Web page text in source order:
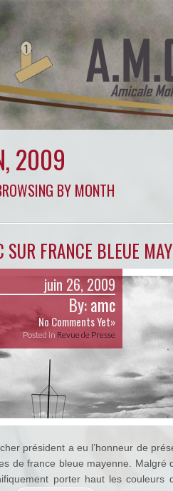
2009
BY MONTH
SUR FRANCE BLEUE
juin 26, 2009
By:amc
No Comments Yet»
Posted in Revue de Presse
président a eu l’honneur de
de france bleue mayenne.
porter haut les couleurs